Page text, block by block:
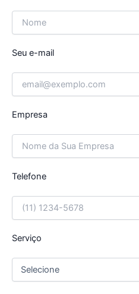
Seu e-mail
Empresa
Telefone
Serviço